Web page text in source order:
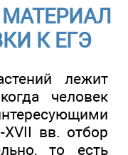
К ЕГЭ
лежит
человек
вв. отбор
то есть